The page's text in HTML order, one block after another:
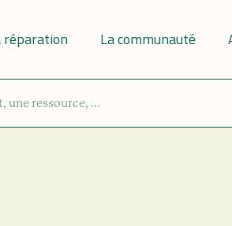
réparation La communauté